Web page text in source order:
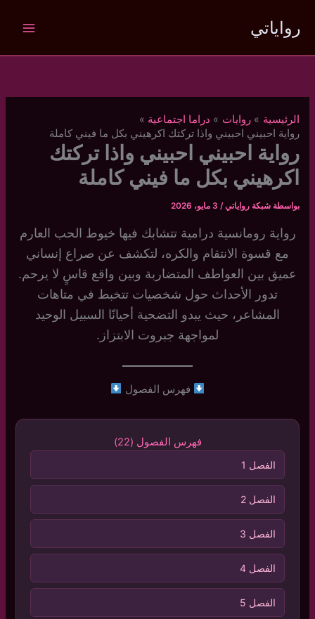
المحتوى
رواياتي
الرئيسية روايات
دراما اجتماعية
رواية احبيني احبيني واذا تركتك اكرهيني بكل ما فيني كاملة
رواية احبيني احبيني واذا تركتك
اكرهيني بكل ما فيني كاملة
بواسطة شبكة رواياتي/ 3 مايو، 2026
رواية رومانسية درامية تتشابك فيها خيوط الحب العارم
مع قسوة الانتقام والكره، لتكشف عن صراع إنساني
عميق بين العواطف المتضاربة وبين واقع قاسٍ لا يرحم.
تدور الأحداث حول شخصيات تتخبط في متاهات
المشاعر، حيث يبدو التضحية أحيانًا السبيل الوحيد
لمواجهة جبروت الابتزاز.
فهرس الفصول
فهرس الفصول (22)
الفصل 1
الفصل 2
الفصل 3
الفصل 4
الفصل 5